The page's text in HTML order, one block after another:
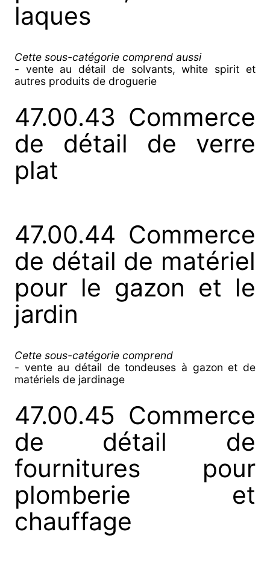
laques
Cette sous-catégorie comprend aussi
- vente au détail de solvants, white spirit et
autres produits de droguerie
47.00.43 Commerce
de détail de verre
plat
47.00.44 Commerce
de détail de matériel
pour le gazon et le
jardin
Cette sous-catégorie comprend
- vente au détail de tondeuses à gazon et de
matériels de jardinage
47.00.45 Commerce
de détail de
fournitures pour
plomberie et
chauffage